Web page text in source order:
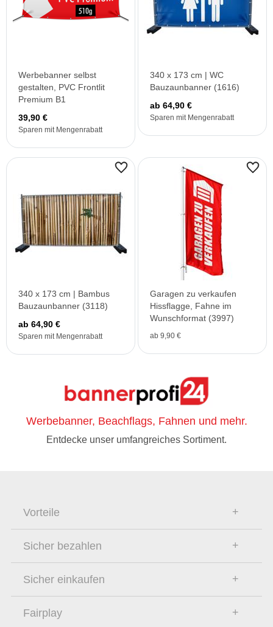
Werbebanner selbst
gestalten, PVC Frontlit
Premium B1
39,90 €
Sparen mit Mengenrabatt
340 x 173 cm | WC
Bauzaunbanner (1616)
ab 64,90 €
Sparen mit Mengenrabatt
340 x 173 cm | Bambus
Bauzaunbanner (3118)
ab 64,90 €
Sparen mit Mengenrabatt
Garagen zu verkaufen
Hissflagge, Fahne im
Wunschformat (3997)
ab 9,90 €
Werbebanner, Beachflags, Fahnen und mehr.
Entdecke unser umfangreiches Sortiment.
Vorteile
Sicher bezahlen
Sicher einkaufen
Fairplay